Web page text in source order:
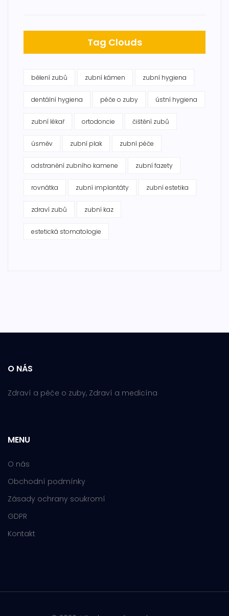
Tag Clouds
bělení zubů zubní kámen zubní hygiena
dentální hygiena péče o zuby ústní hygiena
zubní lékař ortodoncie čištění zubů
úsměv zubní plak zubní péče
odstranění zubního kamene zubní fazety
rovnátka zubní implantáty zubní estetika
zdraví zubů zubní kaz
estetická stomatologie
O NÁS
Zdraví a péče o zuby, Zdraví a medicína
MENU
O nás
Obchodní podmínky
Zásady ochrany soukromí
GDPR
Kontakt